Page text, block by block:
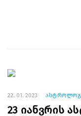
22. 01. 2023
23 იანვრის